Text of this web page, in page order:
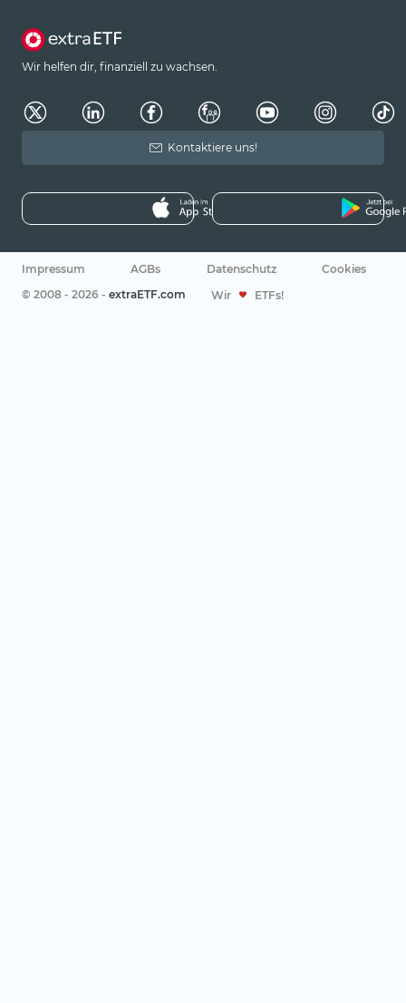
Wir helfen dir, finanziell zu wachsen.
Kontaktiere uns!
Impressum AGBs Datenschutz
Cookies
© 2008 - 2026 - extraETF.com Wir ETFs!